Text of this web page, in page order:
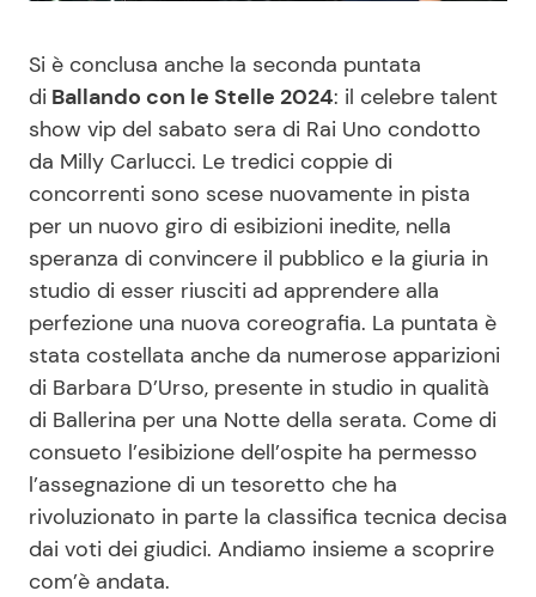
Mondo Mamma
News benessere
Salute
Viaggi e Turismo
Festività
Le Ricette in TV
Primi Piatti
Ricette Facili e Veloci
Ricette Feste
Ricette per Bambini
Seguici
Si è conclusa anche la seconda puntata
di Ballando con le Stelle 2024: il celebre talent
show vip del sabato sera di Rai Uno condotto
da Milly Carlucci. Le tredici coppie di
concorrenti sono scese nuovamente in pista
per un nuovo giro di esibizioni inedite, nella
speranza di convincere il pubblico e la giuria in
studio di esser riusciti ad apprendere alla
perfezione una nuova coreografia. La puntata è
stata costellata anche da numerose apparizioni
di Barbara D’Urso, presente in studio in qualità
di Ballerina per una Notte della serata. Come di
consueto l’esibizione dell’ospite ha permesso
l’assegnazione di un tesoretto che ha
rivoluzionato in parte la classifica tecnica decisa
dai voti dei giudici. Andiamo insieme a scoprire
com’è andata.